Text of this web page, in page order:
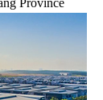
Province